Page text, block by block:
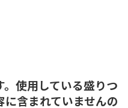
使用している盛りつ
含まれていませんの